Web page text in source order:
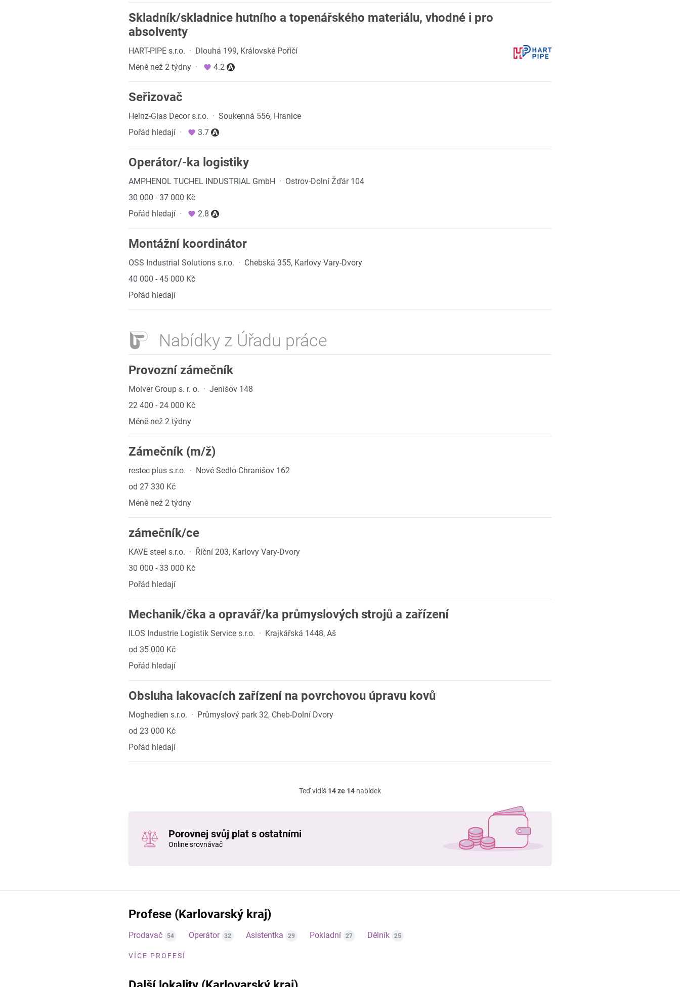
Skladník/skladnice hutního a topenářského materiálu, vhodné i pro
absolventy
HART-PIPE s.r.o. · Dlouhá 199, Královské Poříčí
Méně než 2 týdny · 4.2
Seřizovač
Heinz-Glas Decor s.r.o. · Soukenná 556, Hranice
Pořád hledají · 3.7
Operátor/-ka logistiky
AMPHENOL TUCHEL INDUSTRIAL GmbH · Ostrov-Dolní Žďár 104
30 000 - 37 000 Kč
Pořád hledají · 2.8
Montážní koordinátor
OSS Industrial Solutions s.r.o. · Chebská 355, Karlovy Vary-Dvory
40 000 - 45 000 Kč
Pořád hledají
Nabídky z Úřadu práce
Provozní zámečník
Molver Group s. r. o. · Jenišov 148
22 400 - 24 000 Kč
Méně než 2 týdny
Zámečník (m/ž)
restec plus s.r.o. · Nové Sedlo-Chranišov 162
od 27 330 Kč
Méně než 2 týdny
zámečník/ce
KAVE steel s.r.o. · Říční 203, Karlovy Vary-Dvory
30 000 - 33 000 Kč
Pořád hledají
Mechanik/čka a opravář/ka průmyslových strojů a zařízení
ILOS Industrie Logistik Service s.r.o. · Krajkářská 1448, Aš
od 35 000 Kč
Pořád hledají
Obsluha lakovacích zařízení na povrchovou úpravu kovů
Moghedien s.r.o. · Průmyslový park 32, Cheb-Dolní Dvory
od 23 000 Kč
Pořád hledají
Teď vidíš 14 ze 14 nabídek
Porovnej svůj plat s ostatními
Online srovnávač
Profese (Karlovarský kraj)
Prodavač 54 Operátor 32 Asistentka 29 Pokladní 27 Dělník 25
VÍCE PROFESÍ